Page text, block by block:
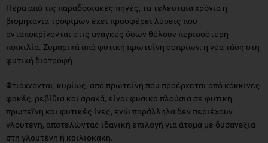
Πέρα από τις παραδοσιακές πηγές, τα τελευταία χρόνια η
βιομηχανία τροφίμων έχει προσφέρει λύσεις που
ανταποκρίνονται στις ανάγκες όσων θέλουν περισσότερη
ποικιλία. Ζυμαρικά από φυτική πρωτεΐνη οσπρίων: η νέα τάση στη
φυτική διατροφή
Φτιάχνονται, κυρίως, από πρωτεΐνη που προέρχεται από κόκκινες
φακές, ρεβίθια και αρακά, είναι φυσικά πλούσια σε φυτική
πρωτεΐνη και φυτικές ίνες, ενώ παράλληλα δεν περιέχουν
γλουτένη, αποτελώντας ιδανική επιλογή για άτομα με δυσανεξία
στη γλουτένη ή κοιλιοκάκη.